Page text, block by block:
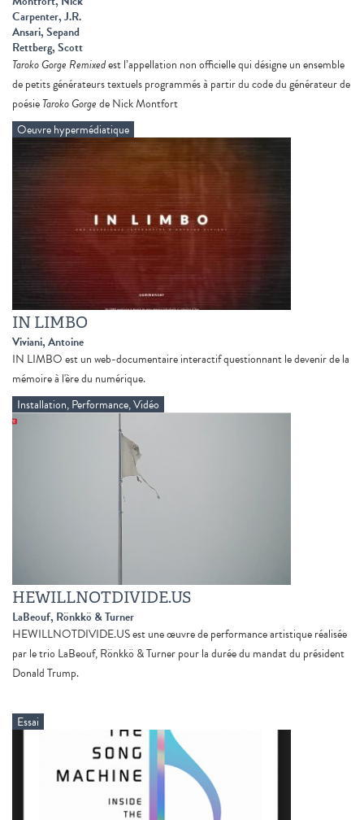
Carpenter, J.R.
Ansari, Sepand
Rettberg, Scott
Taroko Gorge Remixedest l’appellation non officielle qui désigne un ensemble
de petits générateurs textuels programmés à partir du code du générateur de
poésieTaroko Gorgede Nick Montfort
Oeuvre hypermédiatique
IN LIMBO
Viviani, Antoine
IN LIMBO est un web-documentaire interactif questionnant le devenir de la
mémoire à l'ère du numérique.
Installation, Performance, Vidéo
HEWILLNOTDIVIDE.US
LaBeouf, Rönkkö & Turner
HEWILLNOTDIVIDE.US est une œuvre de performance artistique réalisée
par le trio LaBeouf, Rönkkö & Turner pour la durée du mandat du président
Donald Trump.
Essai